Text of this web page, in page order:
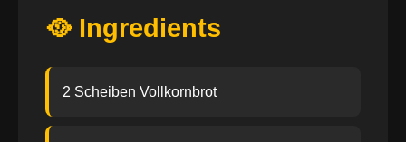
🥘 Ingredients
2 Scheiben Vollkornbrot